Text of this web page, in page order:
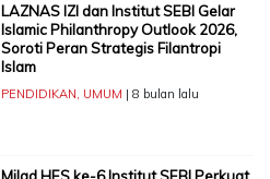
LAZNAS IZI dan Institut SEBI Gelar
Islamic Philanthropy Outlook 2026,
Soroti Peran Strategis Filantropi
Islam
PENDIDIKAN, UMUM | 8 bulan lalu